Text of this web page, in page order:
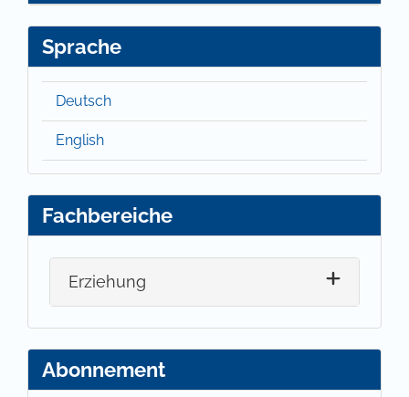
Sprache
Deutsch
English
Fachbereiche
Erziehung
Abonnement